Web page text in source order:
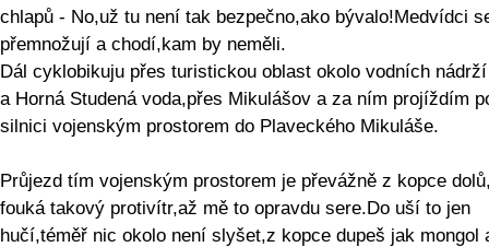
chlapů - No,už tu není tak bezpečno,ako bývalo!Medvídci
přemnožují a chodí,kam by neměli.
Dál cyklobikuju přes turistickou oblast okolo vodních
a Horná Studená voda,přes Mikulášov a za ním projíždím
silnici vojenským prostorem do Plaveckého Mikuláše.
Průjezd tím vojenským prostorem je převážně z kopce
fouká takový protivítr,až mě to opravdu sere.Do uší to jen
hučí,téměř nic okolo není slyšet,z kopce dupeš jak mongol